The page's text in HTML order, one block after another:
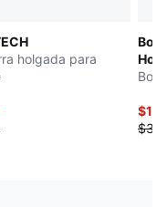
holgada para